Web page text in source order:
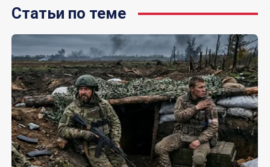
Статьи по теме